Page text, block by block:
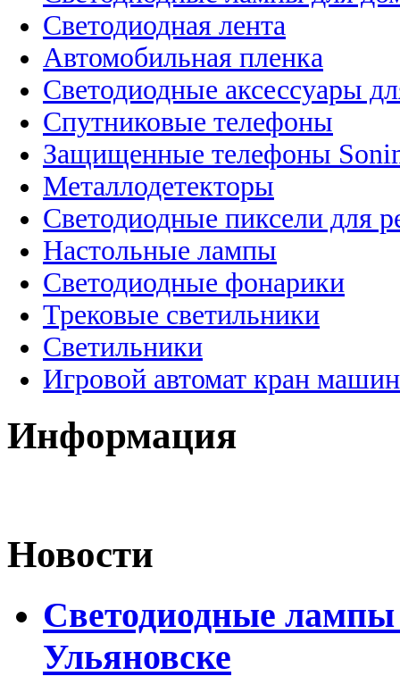
Светодиодная лента
Автомобильная пленка
Светодиодные аксессуары
Спутниковые телефоны
Защищенные телефоны
Металлодетекторы
Светодиодные пиксели для
Настольные лампы
Светодиодные фонарики
Трековые светильники
Светильники
Игровой автомат кран
Информация
Новости
Светодиодные
Ульяновске